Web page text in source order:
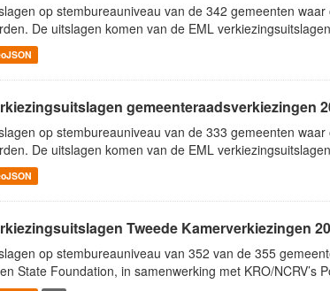
op stembureauniveau van de 342 gemeenten
De uitslagen komen van de EML
gemeenteraadsverkiezingen
op stembureauniveau van de 333 gemeenten
De uitslagen komen van de EML
Tweede Kamerverkiezingen
op stembureauniveau van 352 van de 355
State Foundation, in samenwerking met KRO/NCRV’s